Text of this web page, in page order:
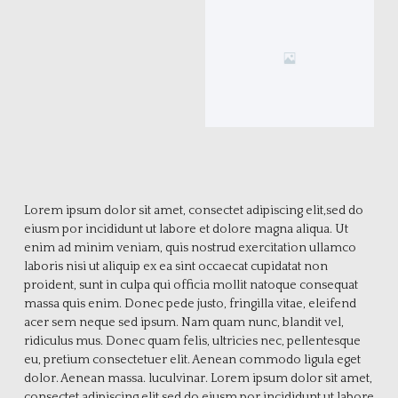
Lorem ipsum dolor sit amet, consectet adipiscing elit,sed do
eiusm por incididunt ut labore et dolore magna aliqua. Ut
enim ad minim veniam, quis nostrud exercitation ullamco
laboris nisi ut aliquip ex ea sint occaecat cupidatat non
proident, sunt in culpa qui officia mollit natoque consequat
massa quis enim. Donec pede justo, fringilla vitae, eleifend
acer sem neque sed ipsum. Nam quam nunc, blandit vel,
ridiculus mus. Donec quam felis, ultricies nec, pellentesque
eu, pretium consectetuer elit. Aenean commodo ligula eget
dolor. Aenean massa. luculvinar. Lorem ipsum dolor sit amet,